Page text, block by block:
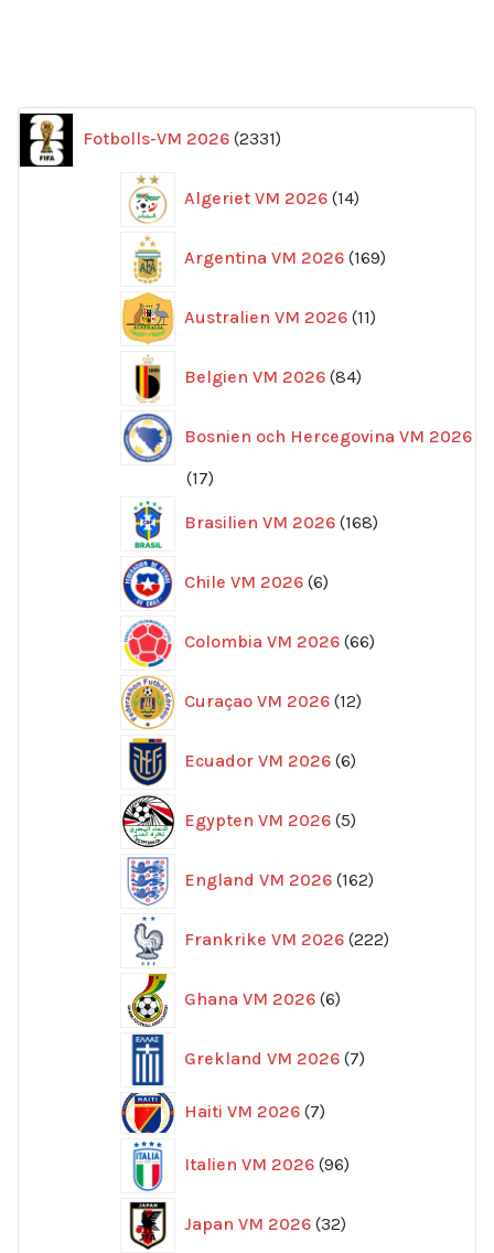
Fotbolls-VM 2026 2331
produkter
Algeriet VM 2026 14
produkter
Argentina VM 2026 169
produkter
Australien VM 2026 11
produkter
Belgien VM 2026 84
produkter
Bosnien och Hercegovina VM 2026
1717
Brasilien VM 2026 168
produkter
Chile VM 2026 6
produkter
Colombia VM 2026 66
produkter
Curaçao VM 2026 12
produkter
Ecuador VM 2026 6
produkter
Egypten VM 2026 5
produkter
England VM 2026 162
produkter
Frankrike VM 2026 222
produkter
Ghana VM 2026 6
produkter
Grekland VM 2026 7
produkter
Haiti VM 2026 77
Italien VM 2026 96
produkter
Japan VM 2026 32
produkter